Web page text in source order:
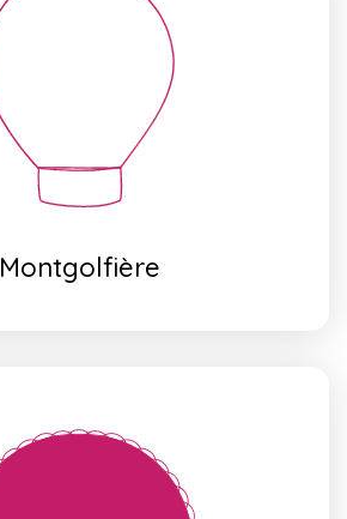
Montgolfière